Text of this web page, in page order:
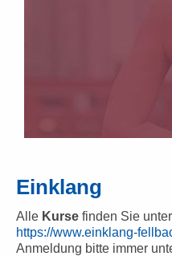
Einklang
Alle Kurse finden Sie unter
https://www.einklang-
Anmeldung bitte immer